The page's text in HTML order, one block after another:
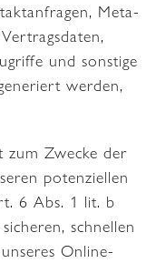
Meta-
und sonstige
werden,
zum Zwecke der
potenziellen
6 Abs. 1 lit. b
schnellen
Online-